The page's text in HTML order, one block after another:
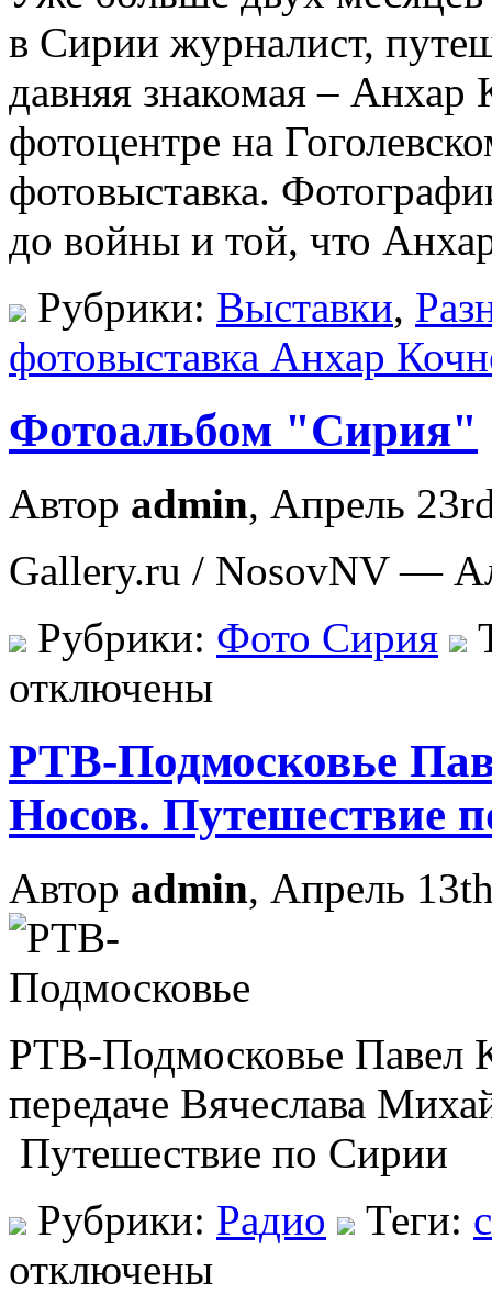
в Сирии журналист,
давняя знакомая –
фотоцентре на
фотовыставка.
до войны и той, что
Рубрики: Выставки,
фотовыставка Анхар
Фотоальбом "Сирия"
Автор admin, Апрель
Gallery.ru / NosovNV —
Рубрики: Фото Сирия
отключены
РТВ-Подмосковье
Носов. Путешествие
Автор admin, Апрель
РТВ-Подмосковье Павел
передаче Вячеслава
Путешествие по Сирии
Рубрики: Радио Теги:
отключены